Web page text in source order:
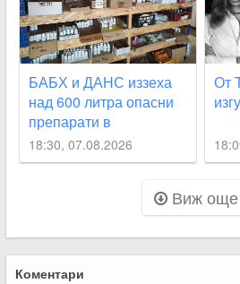
БАБХ и ДАНС иззеха
над 600 литра опасни
препарати в
Пловдивско
18:30, 07.08.2026
От
Виж още
Коментари